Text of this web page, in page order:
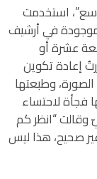
استخدمت
في أرشيف
عشرة أو
وقد وُلدتُ عام 1989 وقررتُ إعادة تكوين
وطبعتها
فجأة لاحتساء
وقالت “انظر كم
صحيح، هذا ليس